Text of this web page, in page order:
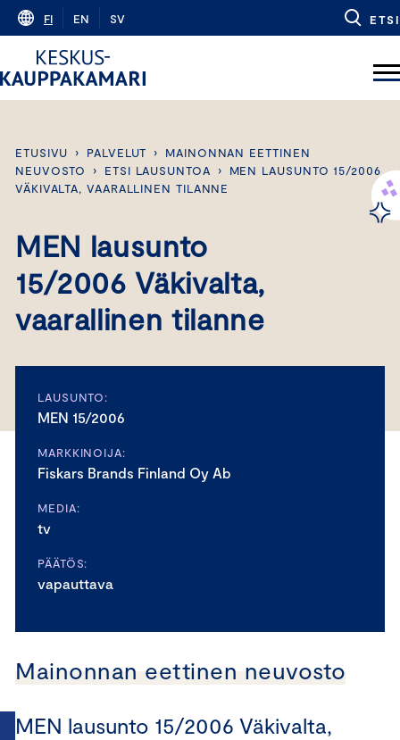
Skip
content
FI EN SV ETSI
ETUSIVU › PALVELUT ›
MAINONNAN EETTINEN
NEUVOSTO
› ETSI LAUSUNTOA ›
MEN LAUSUNTO 15/2006
VÄKIVALTA, VAARALLINEN TILANNE
MEN lausunto
15/2006 Väkivalta,
vaarallinen tilanne
LAUSUNTO:
MEN 15/2006
MARKKINOIJA:
Fiskars Brands Finland Oy Ab
MEDIA:
tv
PÄÄTÖS:
vapauttava
Mainonnan eettinen neuvosto
MEN lausunto 15/2006 Väkivalta,